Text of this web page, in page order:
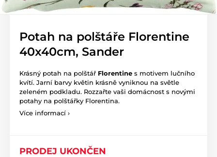
Potah na polštáře Florentine
40x40cm, Sander
Krásný potah na polštář Florentine s motivem lučního
kvítí. Jarní barvy květin krásně vyniknou na světle
zeleném podkladu. Rozzařte vaši domácnost s novými
potahy na polštářky Florentina.
Více informací ›
PRODEJ UKONČEN